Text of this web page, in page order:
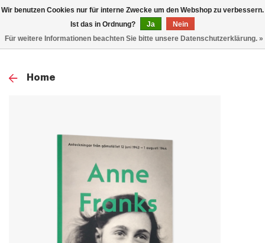
0
Home
Wir benutzen Cookies nur für interne Zwecke um den Webshop zu verbessern.
Ist das in Ordnung?
Ja
Nein
Für weitere Informationen beachten Sie bitte unsere Datenschutzerklärung. »